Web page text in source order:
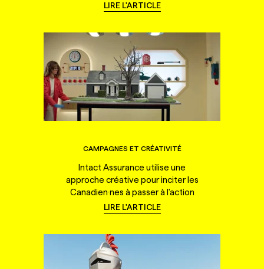
LIRE L'ARTICLE
CAMPAGNES ET CRÉATIVITÉ
Intact Assurance utilise une
approche créative pour inciter les
Canadien·nes à passer à l'action
LIRE L'ARTICLE